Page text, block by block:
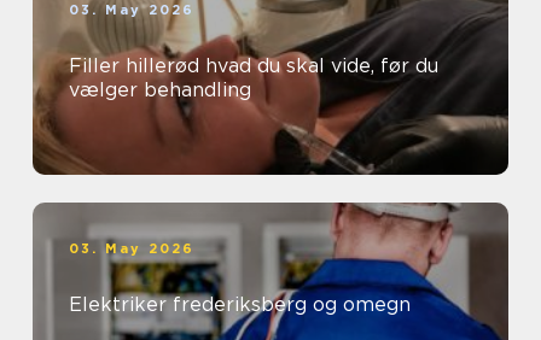
03. May 2026
Filler hillerød hvad du skal vide, før du
vælger behandling
03. May 2026
Elektriker frederiksberg og omegn